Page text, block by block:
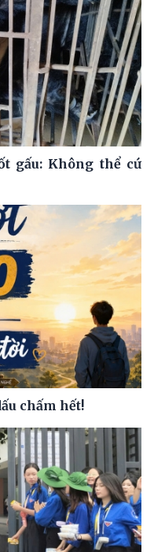
gấu: Không thể cứ
chấm hết!